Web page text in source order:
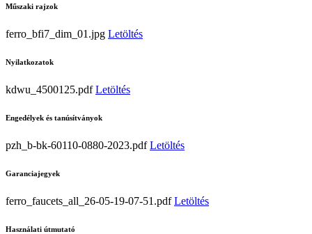
Műszaki rajzok
ferro_bfi7_dim_01.jpg Letöltés
Nyilatkozatok
kdwu_4500125.pdf Letöltés
Engedélyek és tanúsítványok
pzh_b-bk-60110-0880-2023.pdf Letöltés
Garanciajegyek
ferro_faucets_all_26-05-19-07-51.pdf Letöltés
Használati útmutató